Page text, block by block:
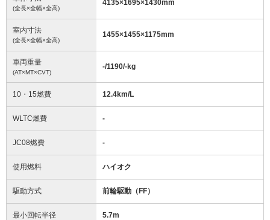
(全長×全幅×全高)
4135×1695×1430mm
室内寸法
(全長×全幅×全高)
1455×1455×1175mm
車両重量
(AT×MT×CVT)
-/1190/-kg
10・15燃費 12.4km/L
WLTC燃費 -
JC08燃費 -
使用燃料 ハイオク
駆動方式 前輪駆動（FF）
最小回転半径 5.7m